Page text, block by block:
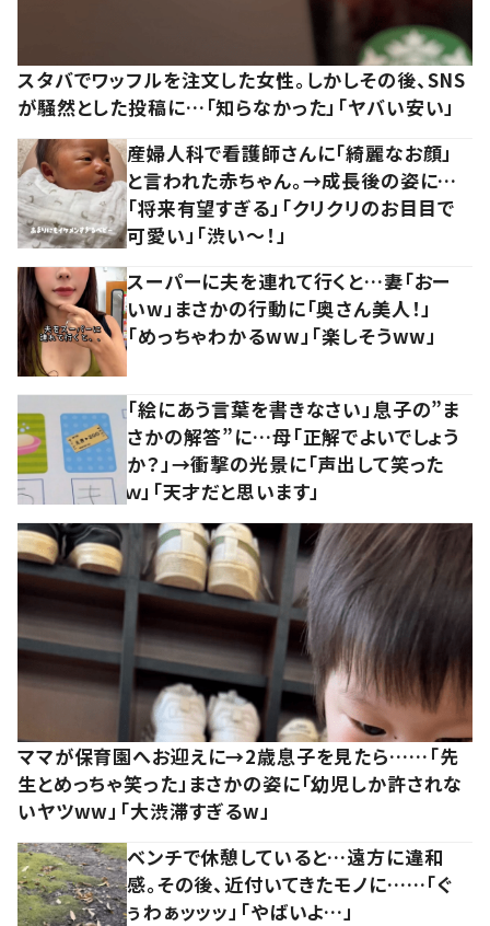
スタバでワッフルを注文した女性。しかしその後、SNS
が騒然とした投稿に…「知らなかった」「ヤバい安い」
産婦人科で看護師さんに「綺麗なお顔」
と言われた赤ちゃん。→成長後の姿に…
「将来有望すぎる」「クリクリのお目目で
可愛い」「渋い～！」
スーパーに夫を連れて行くと…妻「おー
いw」まさかの行動に「奥さん美人！」
「めっちゃわかるww」「楽しそうww」
「絵にあう言葉を書きなさい」息子の”ま
さかの解答”に…母「正解でよいでしょう
か？」→衝撃の光景に「声出して笑った
ｗ」「天才だと思います」
ママが保育園へお迎えに→2歳息子を見たら……「先
生とめっちゃ笑った」まさかの姿に「幼児しか許されな
いヤツww」「大渋滞すぎるw」
ベンチで休憩していると…遠方に違和
感。その後、近付いてきたモノに……「ぐ
ぅわぁッッッ」「やばいよ…」